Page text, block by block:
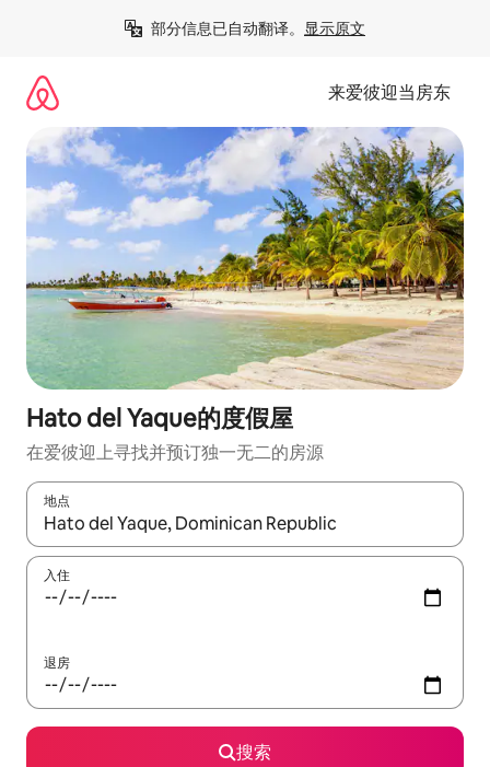
部分信息已自动翻译。 显示原文
来爱彼迎当房东
Hato del Yaque的度假屋
在爱彼迎上寻找并预订独一无二的房源
地点
如有搜索结果，请使用上下方向键查看，或通过点击或滑动手势
入住
退房
搜索